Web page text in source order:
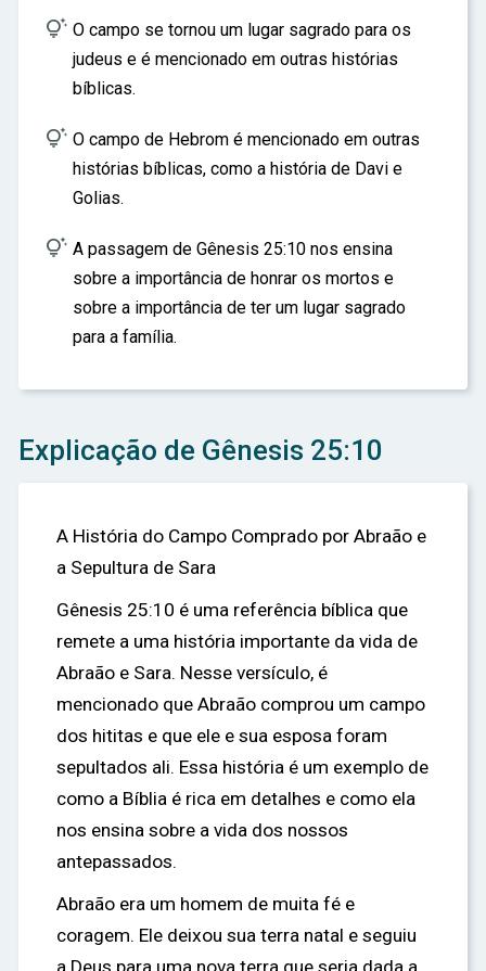
 O campo se tornou um lugar sagrado para os
judeus e é mencionado em outras histórias
bíblicas.
 O campo de Hebrom é mencionado em outras
histórias bíblicas, como a história de Davi e
Golias.
 A passagem de Gênesis 25:10 nos ensina
sobre a importância de honrar os mortos e
sobre a importância de ter um lugar sagrado
para a família.
Explicação de Gênesis 25:10
A História do Campo Comprado por Abraão e
a Sepultura de Sara
Gênesis 25:10 é uma referência bíblica que
remete a uma história importante da vida de
Abraão e Sara. Nesse versículo, é
mencionado que Abraão comprou um campo
dos hititas e que ele e sua esposa foram
sepultados ali. Essa história é um exemplo de
como a Bíblia é rica em detalhes e como ela
nos ensina sobre a vida dos nossos
antepassados.
Abraão era um homem de muita fé e
coragem. Ele deixou sua terra natal e seguiu
a Deus para uma nova terra que seria dada a